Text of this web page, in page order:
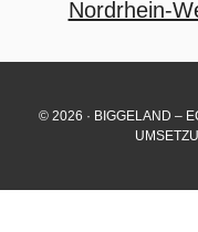
© 2026 · BIGGELAND –